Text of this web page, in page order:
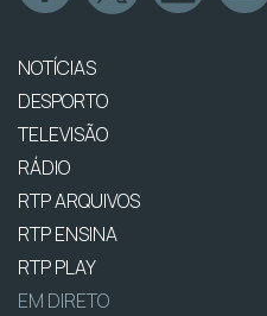
NOTÍCIAS
DESPORTO
TELEVISÃO
RÁDIO
RTP ARQUIVOS
RTP ENSINA
RTP PLAY
EM DIRETO